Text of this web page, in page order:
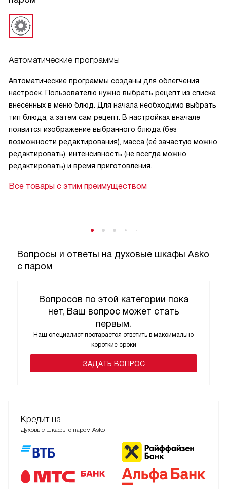
Автоматические программы
Автоматические программы созданы для облегчения
настроек. Пользователю нужно выбрать рецепт из списка
внесённых в меню блюд. Для начала необходимо выбрать
тип блюда, а затем сам рецепт. В настройках вначале
появится изображение выбранного блюда (без
возможности редактирования), масса (её зачастую можно
редактировать), интенсивность (не всегда можно
редактировать) и время приготовления.
Все товары с этим преимуществом
Вопросы и ответы на духовые шкафы Asko
с паром
Вопросов по этой категории пока
нет, Ваш вопрос может стать
первым.
Наш специалист постарается ответить в максимально
короткие сроки
ЗАДАТЬ ВОПРОС
Кредит на
Духовые шкафы с паром Asko